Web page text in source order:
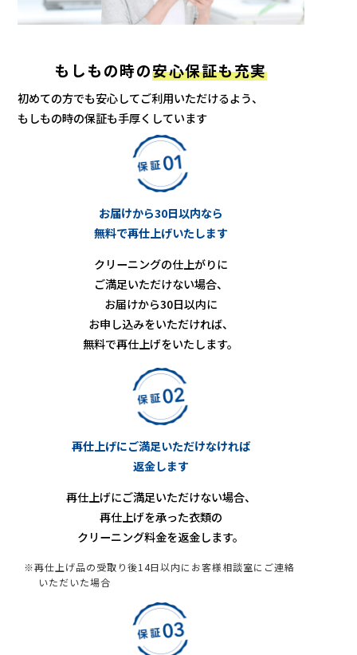
もしもの時の安心保証も充実
初めての方でも安心してご利用いただけるよう、
もしもの時の保証も手厚くしています
お届けから30日以内なら
無料で再仕上げいたします
クリーニングの仕上がりに
ご満足いただけない場合、
お届けから30日以内に
お申し込みをいただければ、
無料で再仕上げをいたします。
再仕上げにご満足いただけなければ
返金します
再仕上げにご満足いただけない場合、
再仕上げを承った衣類の
クリーニング料金を返金します。
※再仕上げ品の受取り後14日以内にお客様相談室にご連絡
いただいた場合